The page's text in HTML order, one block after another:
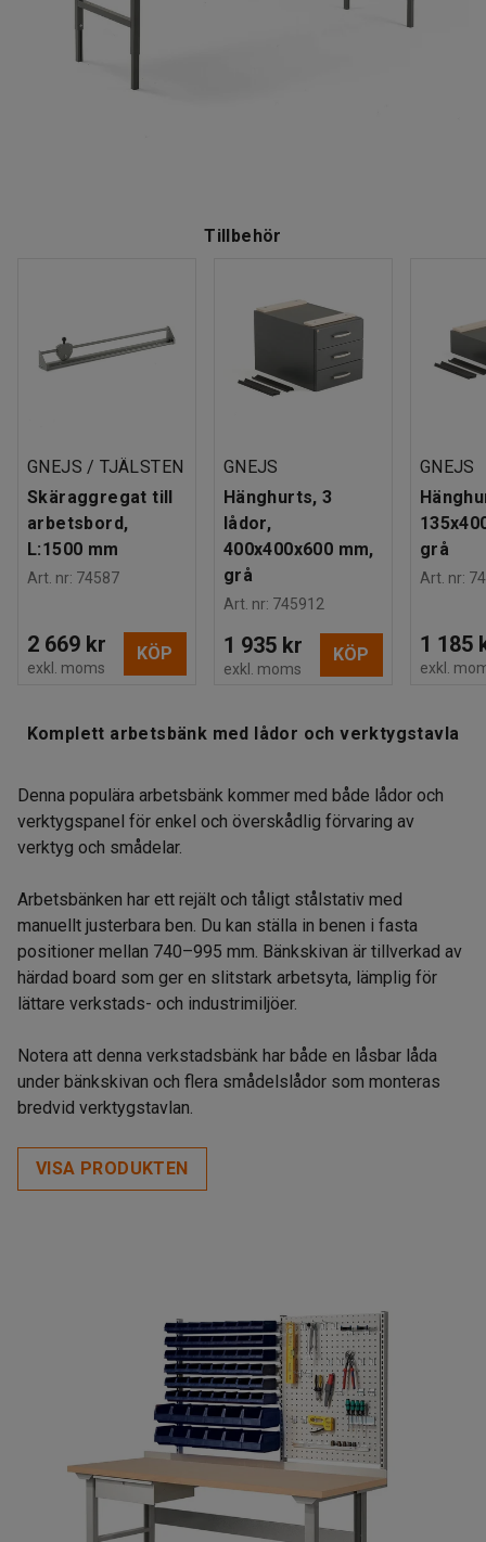
Tillbehör
GNEJS / TJÄLSTEN
Skäraggregat till
arbetsbord,
L:1500 mm
Art. nr: 74587
2 669 kr
exkl. moms
KÖP
GNEJS
Hänghurts, 3
lådor,
400x400x600 mm,
grå
Art. nr: 745912
1 935 kr
exkl. moms
KÖP
GNEJS
grå
Art. nr:
1 185
exkl.
Komplett arbetsbänk med lådor och verktygstavla
Denna populära arbetsbänk kommer med både lådor och
verktygspanel för enkel och överskådlig förvaring av
verktyg och smådelar.
Arbetsbänken har ett rejält och tåligt stålstativ med
manuellt justerbara ben. Du kan ställa in benen i fasta
positioner mellan 740–995 mm. Bänkskivan är tillverkad av
härdad board som ger en slitstark arbetsyta, lämplig för
lättare verkstads- och industrimiljöer.
Notera att denna verkstadsbänk har både en låsbar låda
under bänkskivan och flera smådelslådor som monteras
bredvid verktygstavlan.
VISA PRODUKTEN